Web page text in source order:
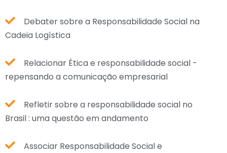
Debater sobre a Responsabilidade Social na
Cadeia Logística
Relacionar Ética e responsabilidade social -
repensando a comunicação empresarial
Refletir sobre a responsabilidade social no
Brasil : uma questão em andamento
Associar Responsabilidade Social e